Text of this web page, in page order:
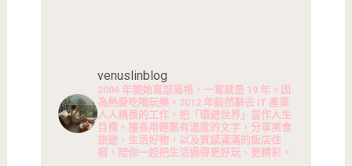
venuslinblog
2006 年開始寫部落格，一寫就是 19 年。因
為熱愛吃喝玩樂，2012 年毅然辭去 IT 產業
人人稱羨的工作，把「環遊世界」當作人生
目標。擅長用輕鬆有溫度的文字，分享美食
旅遊、生活好物，以及質感滿滿的飯店住
宿，陪你一起把生活過得更好玩、更精彩。